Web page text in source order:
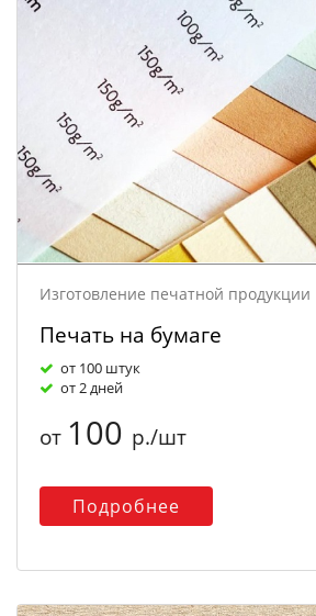
Изготовление печатной продукции
Печать на бумаге
от 100 штук
от 2 дней
от 100 р./шт
Подробнее